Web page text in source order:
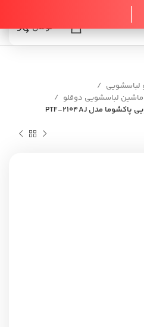
تومان 0
لباسشویی
ماشین لباسشویی دوقلو